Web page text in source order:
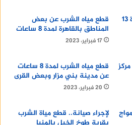
السبت..قطع مياه الشرب لمدة 13
قطع مياه الشرب عن بعض
المناطق بالقاهرة لمدة 8 ساعات
17 فبراير، 2023
قطع مياه الشرب لمدة 8 ساعات
عن مدينة بني مزار وبعض القرى
20 فبراير، 2023
لإجراء صيانة.. قطع مياة الشرب